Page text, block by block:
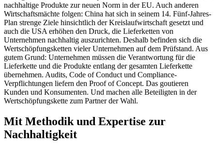
nachhaltige Produkte zur neuen Norm in der EU. Auch anderen
Wirtschaftsmächte folgen: China hat sich in seinem 14. Fünf-Jahres-
Plan strenge Ziele hinsichtlich der Kreislaufwirtschaft gesetzt und
auch die USA erhöhen den Druck, die Lieferketten von
Unternehmen nachhaltig auszurichten. Deshalb befinden sich die
Wertschöpfungsketten vieler Unternehmen auf dem Prüfstand. Aus
gutem Grund: Unternehmen müssen die Verantwortung für die
Lieferkette und die Produkte entlang der gesamten Lieferkette
übernehmen. Audits, Code of Conduct und Compliance-
Verpflichtungen liefern den Proof of Concept. Das goutieren
Kunden und Konsumenten. Und machen alle Beteiligten in der
Wertschöpfungskette zum Partner der Wahl.
Mit Methodik und Expertise zur
Nachhaltigkeit